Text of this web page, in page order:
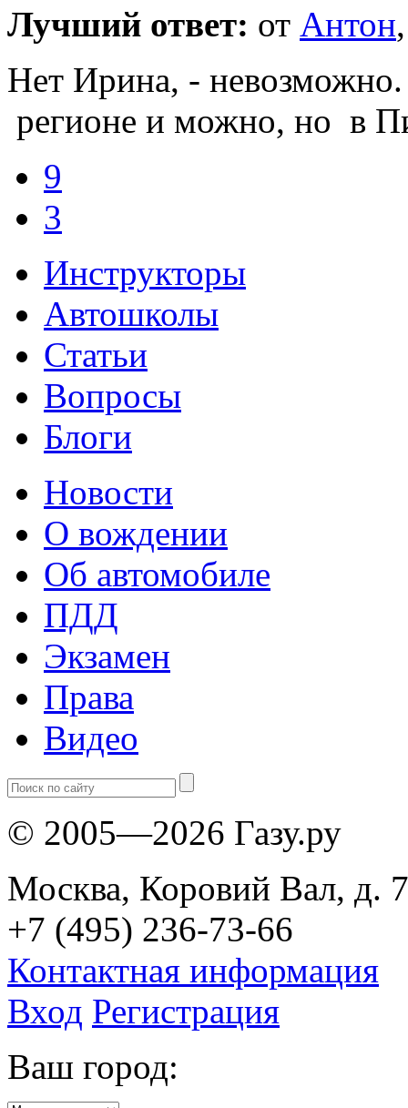
Лучший ответ: от Антон
Нет Ирина, -
регионе и можно, но в
9
3
Инструкторы
Автошколы
Статьи
Вопросы
Блоги
Новости
О вождении
Об автомобиле
ПДД
Экзамен
Права
Видео
© 2005—2026 Газу.ру
Москва, Коровий Вал, д.
+7 (495) 236-73-66
Контактная информация
Вход Регистрация
Ваш город: